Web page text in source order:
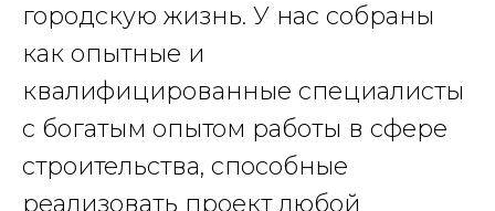
городскую жизнь. У нас собраны
как опытные и
квалифицированные специалисты
с богатым опытом работы в сфере
строительства, способные
реализовать проект любой